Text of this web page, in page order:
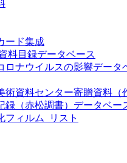
ード集成
料目録データベース
ロナウイルスの影響データ
資料センター寄贈資料（
録（赤松調書）データベー
フィルム_リスト